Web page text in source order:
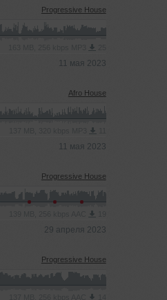
Progressive House
11 мая 2023
Afro House
11 мая 2023
Progressive House
29 апреля 2023
Progressive House